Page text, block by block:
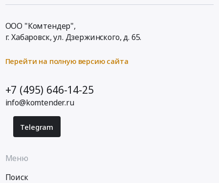
ООО "Комтендер",
г. Хабаровск,ул. Дзержинского, д. 65.
Перейти на полную версию сайта
+7 (495) 646-14-25
info@komtender.ru
Telegram
Меню
Поиск